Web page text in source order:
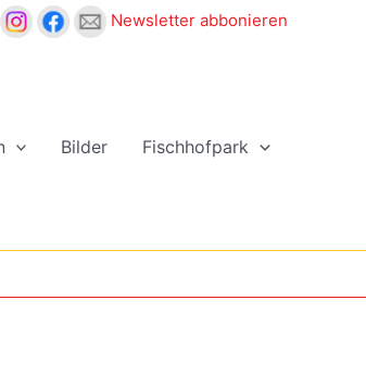
Newsletter abbonieren
Bilder Fischhofpark